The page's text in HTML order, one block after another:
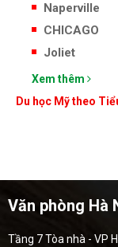
Naperville
CHICAGO
Joliet
Xem thêm
Du học Mỹ theo
Văn phòng Hà
Tầng 7 Tòa nhà - VP